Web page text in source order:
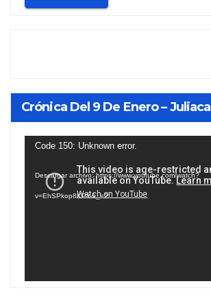
Crónica Del 9 De Enero – Juliaca
Reproductor
vídeo
Code 150: Unknown error.
Descargar archivo: https://www.youtube.com/watch?
v=EhSPkop8KPY&_=2